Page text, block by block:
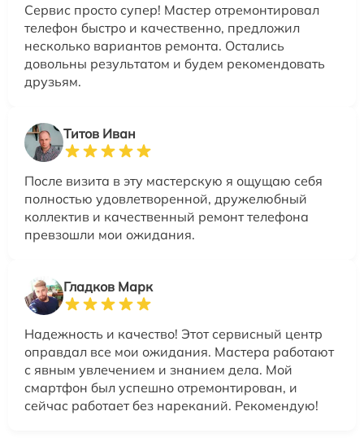
Сервис просто супер! Мастер отремонтировал
телефон быстро и качественно, предложил
несколько вариантов ремонта. Остались
довольны результатом и будем рекомендовать
друзьям.
Титов Иван
После визита в эту мастерскую я ощущаю себя
полностью удовлетворенной, дружелюбный
коллектив и качественный ремонт телефона
превзошли мои ожидания.
Гладков Марк
Надежность и качество! Этот сервисный центр
оправдал все мои ожидания. Мастера работают
с явным увлечением и знанием дела. Мой
смартфон был успешно отремонтирован, и
сейчас работает без нареканий. Рекомендую!